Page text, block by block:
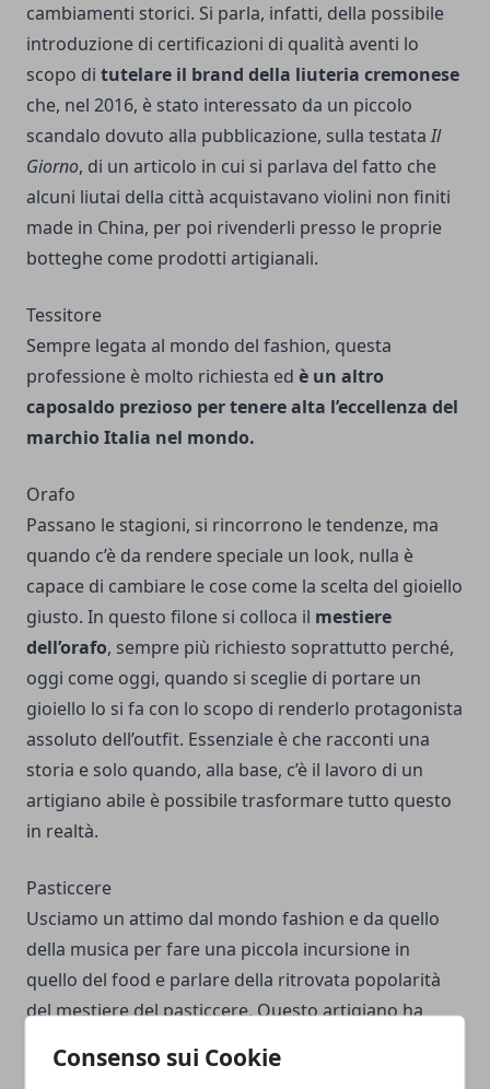
Consenso sui Cookie
cambiamenti storici. Si parla, infatti, della possibile
introduzione di certificazioni di qualità aventi lo
scopo di tutelare il brand della liuteria cremonese
che, nel 2016, è stato interessato da un piccolo
scandalo dovuto alla pubblicazione, sulla testataIl
Giorno, di un articolo in cui si parlava del fatto che
alcuni liutai della città acquistavano violini non finiti
made in China, per poi rivenderli presso le proprie
botteghe come prodotti artigianali.
Tessitore
Sempre legata al mondo del fashion, questa
professione è molto richiesta ed è un altro
caposaldo prezioso per tenere alta l’eccellenza del
marchio Italia nel mondo.
Orafo
Passano le stagioni, si rincorrono le tendenze, ma
quando c’è da rendere speciale un look, nulla è
capace di cambiare le cose come la scelta del gioiello
giusto. In questo filone si colloca il mestiere
dell’orafo, sempre più richiesto soprattutto perché,
oggi come oggi, quando si sceglie di portare un
gioiello lo si fa con lo scopo di renderlo protagonista
assoluto dell’outfit. Essenziale è che racconti una
storia e solo quando, alla base, c’è il lavoro di un
artigiano abile è possibile trasformare tutto questo
in realtà.
Pasticcere
Usciamo un attimo dal mondo fashion e da quello
della musica per fare una piccola incursione in
quello del food e parlare della ritrovata popolarità
del mestiere del pasticcere. Questo artigiano ha
passato, quando bastava creare vere e proprie